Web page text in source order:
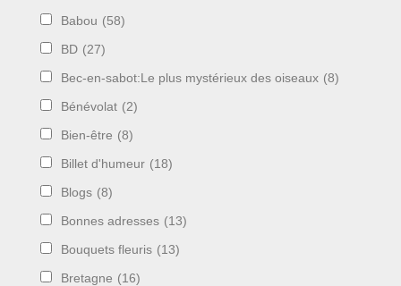
Babou (58)
BD (27)
Bec-en-sabot:Le plus mystérieux des oiseaux (8)
Bénévolat (2)
Bien-être (8)
Billet d'humeur (18)
Blogs (8)
Bonnes adresses (13)
Bouquets fleuris (13)
Bretagne (16)